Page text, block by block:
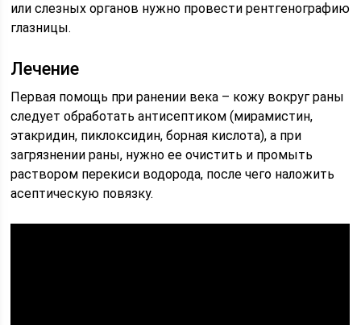
или слезных органов нужно провести рентгенографию
глазницы.
Лечение
Первая помощь при ранении века – кожу вокруг раны
следует обработать антисептиком (мирамистин,
этакридин, пиклоксидин, борная кислота), а при
загрязнении раны, нужно ее очистить и промыть
раствором перекиси водорода, после чего наложить
асептическую повязку.